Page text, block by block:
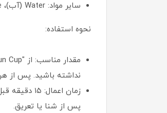
سایر مواد: Water (آب)، Dimethicone (برای بافت نرم)، بدون اکسی‌بنزون (Oxybenzone-free) برای ایمنی بیشتر.
نحوه استفاده:
نداشته باشید. پس از هر
پس از شنا یا تعریق.